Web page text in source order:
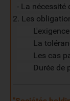
- La nécessité
2. Les
L'exigence
La
Les cas
Durée de